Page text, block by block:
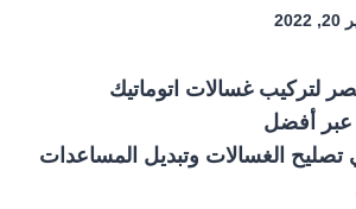
2022
لتركيب غسالات اتوماتيك
عبر أفضل
الغسالات وتبديل المساعدات